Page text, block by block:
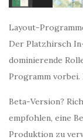
Layout-
Der Platzhirsch
dominierende
Programm
Beta-Version?
empfohlen, eine
Produktion zu